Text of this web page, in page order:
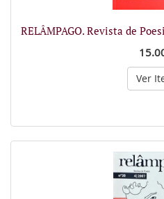
RELÂMPAGO. Revista de
Ver